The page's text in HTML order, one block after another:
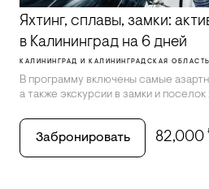
Яхтинг, сплавы, замки:
в Калининград на 6 дней
КАЛИНИНГРАД И КАЛИНИНГРАДСКАЯ ОБЛАСТЬ
В программу включены самые
а также экскурсии в замки и поселок
Забронировать 82,000